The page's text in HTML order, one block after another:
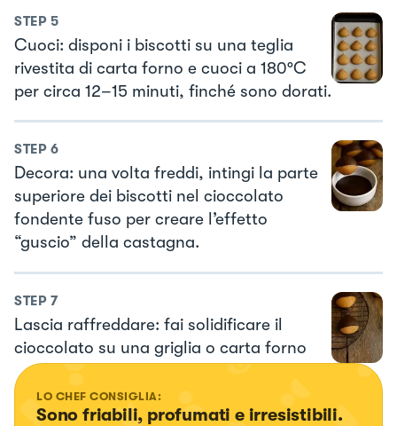
STEP 5
Cuoci: disponi i biscotti su una teglia
rivestita di carta forno e cuoci a 180°C
per circa 12–15 minuti, finché sono dorati.
STEP 6
Decora: una volta freddi, intingi la parte
superiore dei biscotti nel cioccolato
fondente fuso per creare l’effetto
“guscio” della castagna.
STEP 7
Lascia raffreddare: fai solidificare il
cioccolato su una griglia o carta forno
LO CHEF CONSIGLIA:
Sono friabili, profumati e irresistibili.